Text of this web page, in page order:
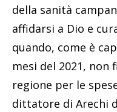
della sanità
affidarsi a Dio e
quando, come è
mesi del 2021,
regione per le
dittatore di Arechi